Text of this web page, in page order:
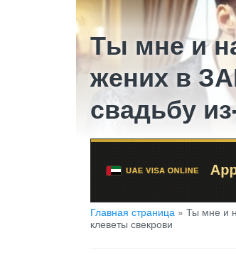
Ты мне и
жених в
свадьбу
Главная страница » Ты мне и
клеветы свекрови